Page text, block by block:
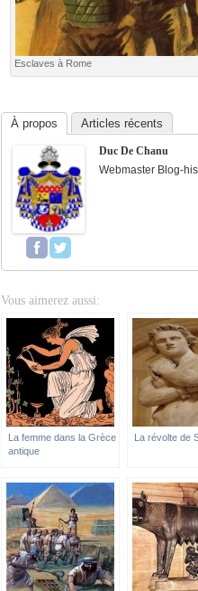
Esclaves à Rome
À propos Articles récents
Duc De Chanu
Webmaster Blog-
Vous aimerez aussi:
La femme dans la Grèce
antique
La révolte de